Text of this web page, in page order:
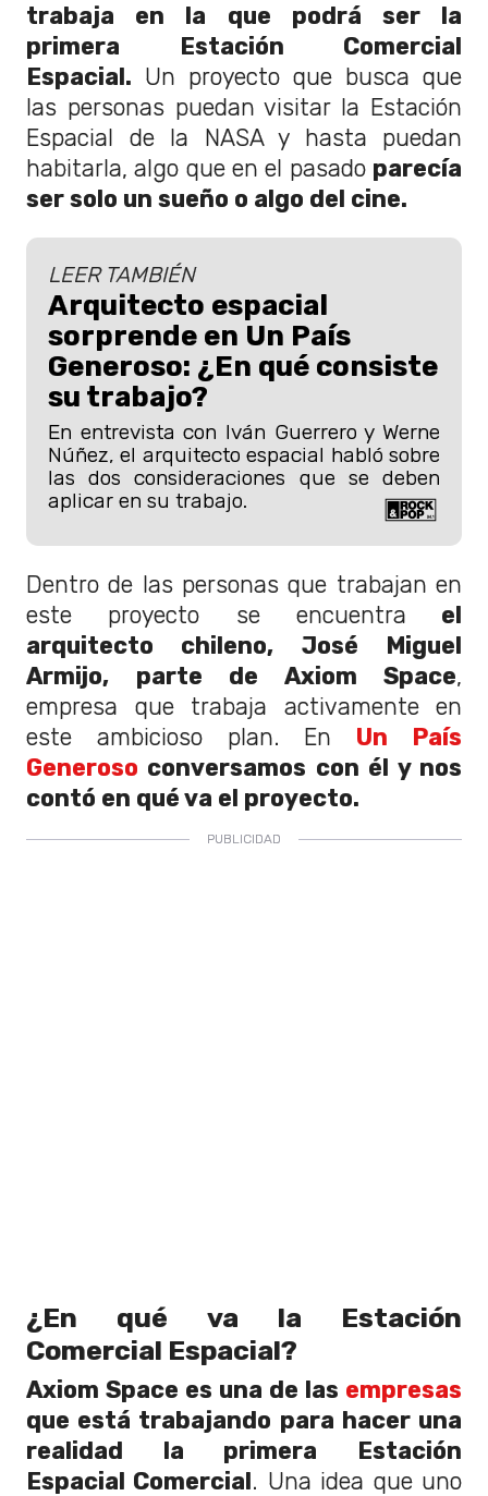
trabaja en la que podrá ser la
primera Estación Comercial
Espacial. Un proyecto que busca que
las personas puedan visitar la Estación
Espacial de la NASA y hasta puedan
habitarla, algo que en el pasado parecía
ser solo un sueño o algo del cine.
LEER TAMBIÉN
Arquitecto espacial
sorprende en Un País
Generoso: ¿En qué consiste
su trabajo?
En entrevista con Iván Guerrero y Werne
Núñez, el arquitecto espacial habló sobre
las dos consideraciones que se deben
aplicar en su trabajo.
Dentro de las personas que trabajan en
este proyecto se encuentra el
arquitecto chileno, José Miguel
Armijo, parte de Axiom Space,
empresa que trabaja activamente en
este ambicioso plan. En Un País
Generoso conversamos con él y nos
contó en qué va el proyecto.
¿En qué va la Estación
Comercial Espacial?
Axiom Space es una de las empresas
que está trabajando para hacer una
realidad la primera Estación
Espacial Comercial. Una idea que uno